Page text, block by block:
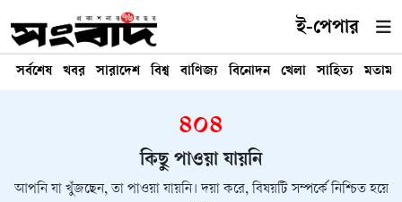
ই-পেপার
সর্বশেষ খবর সারাদেশ বিশ্ব বাণিজ্য বিনোদন খেলা সাহিত্য মতামত
৪০৪
কিছু পাওয়া যায়নি
আপনি যা খুঁজছেন, তা পাওয়া যায়নি। দয়া করে, বিষয়টি সম্পর্কে নিশ্চিত হয়ে